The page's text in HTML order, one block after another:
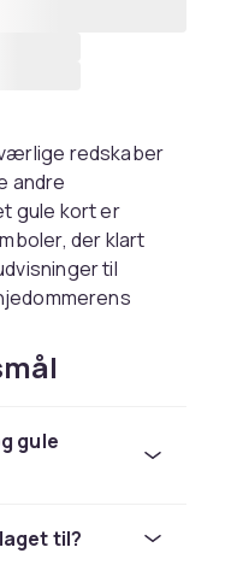
redskaber
andre
gule kort er
der klart
til
og
fluorescerende
er let synlige
gule
til?